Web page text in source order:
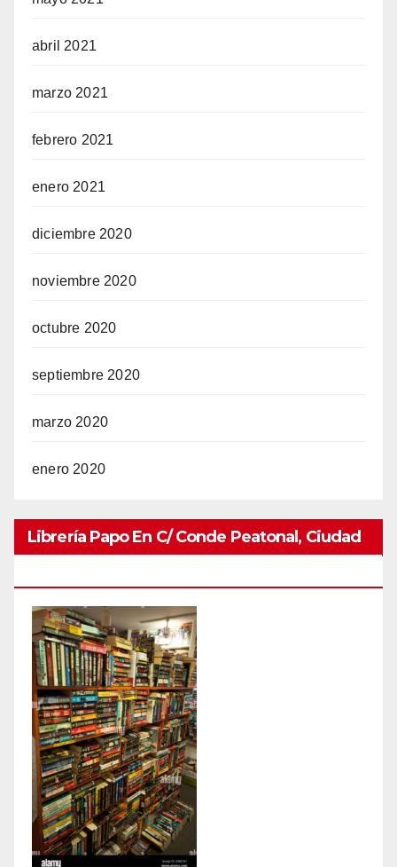
abril 2021
marzo 2021
febrero 2021
enero 2021
diciembre 2020
noviembre 2020
octubre 2020
septiembre 2020
marzo 2020
enero 2020
Librería Papo En C/ Conde Peatonal, Ciudad